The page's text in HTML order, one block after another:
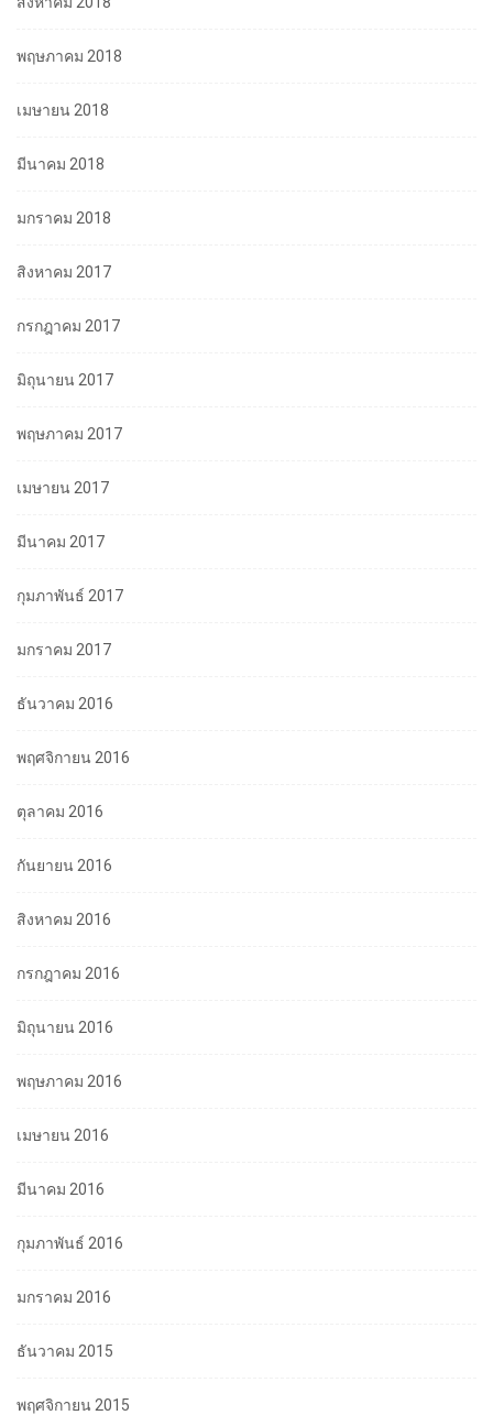
พฤษภาคม 2018
เมษายน 2018
มีนาคม 2018
มกราคม 2018
สิงหาคม 2017
กรกฎาคม 2017
มิถุนายน 2017
พฤษภาคม 2017
เมษายน 2017
มีนาคม 2017
กุมภาพันธ์ 2017
มกราคม 2017
ธันวาคม 2016
พฤศจิกายน 2016
ตุลาคม 2016
กันยายน 2016
สิงหาคม 2016
กรกฎาคม 2016
มิถุนายน 2016
พฤษภาคม 2016
เมษายน 2016
มีนาคม 2016
กุมภาพันธ์ 2016
มกราคม 2016
ธันวาคม 2015
พฤศจิกายน 2015